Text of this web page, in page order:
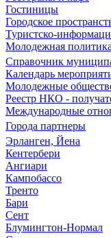
Гостиницы
Городское
Туристско-
Молодежная политика
Справочник
Календарь
Молодежные
Реестр НКО -
Международные
Города партнеры
Эрланген, Йена
Кентербери
Ангиари
Кампобассо
Тренто
Бари
Сент
Блумингтон-Нормал